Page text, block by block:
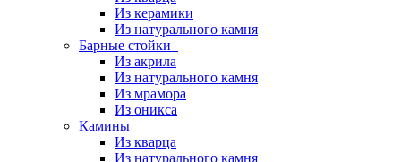
Из керамики
Из натурального камня
Барные стойки
Из акрила
Из натурального камня
Из мрамора
Из оникса
Камины
Из кварца
Из натурального камня